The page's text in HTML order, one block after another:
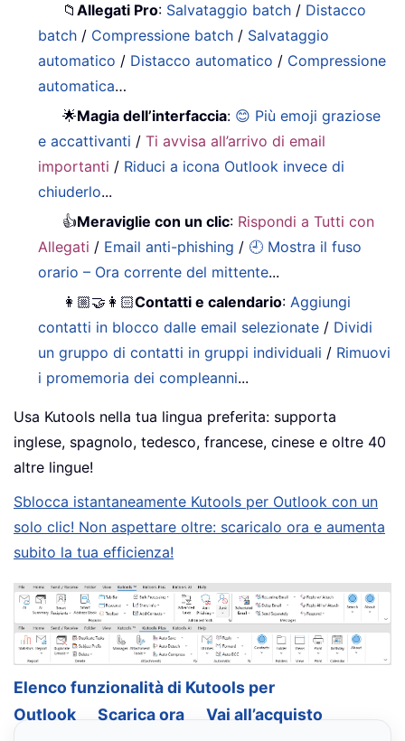
📁Allegati Pro: Salvataggio batch / Distacco
batch / Compressione batch / Salvataggio
automatico / Distacco automatico / Compressione
automatica…
🌟Magia dell’interfaccia: 😊 Più emoji graziose
e accattivanti /Ti avvisa all’arrivo di email
importanti / Riduci a icona Outlook invece di
chiuderlo...
👍Meraviglie con un clic: Rispondi a Tutti con
Allegati / Email anti-phishing / 🕘 Mostra il fuso
orario – Ora corrente del mittente...
👩🏼‍🤝‍👩🏻Contatti e calendario:Aggiungi
contatti in blocco dalle email selezionate / Dividi
un gruppo di contatti in gruppi individuali / Rimuovi
i promemoria dei compleanni...
Usa Kutools nella tua lingua preferita: supporta
inglese, spagnolo, tedesco, francese, cinese e oltre 40
altre lingue!
Sblocca istantaneamente Kutools per Outlook con un
solo clic! Non aspettare oltre: scaricalo ora e aumenta
subito la tua efficienza!
Elenco funzionalità di Kutools per
Outlook
Scarica ora Vai all’acquisto